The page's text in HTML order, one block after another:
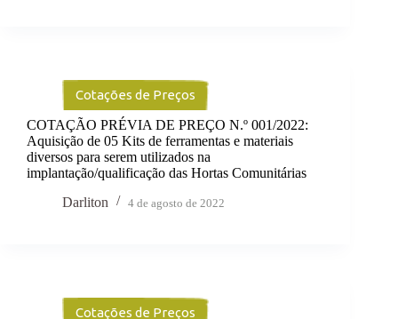
Cotações de Preços
COTAÇÃO PRÉVIA DE PREÇO N.º 001/2022:
Aquisição de 05 Kits de ferramentas e materiais
diversos para serem utilizados na
implantação/qualificação das Hortas Comunitárias
Darliton
4 de agosto de 2022
Cotações de Preços